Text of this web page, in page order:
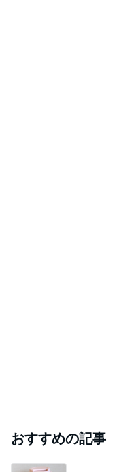
おすすめの記事